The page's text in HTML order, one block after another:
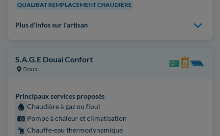
QUALIBAT REMPLACEMENT CHAUDIÈRE
Plus d'infos sur l'artisan
S.A.G.E Douai Confort
Douai
Principaux services proposés
Chaudière à gaz ou fioul
Pompe à chaleur et climatisation
Chauffe-eau thermodynamique